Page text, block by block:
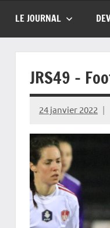
LE JOURNAL
JRS49 –
24 janvier 2022
Rédaction
JRS